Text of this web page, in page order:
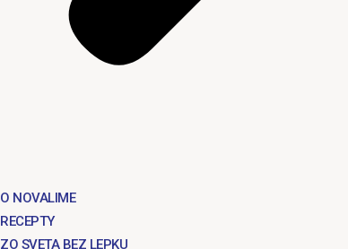
O NOVALIME
RECEPTY
ZO SVETA BEZ LEPKU